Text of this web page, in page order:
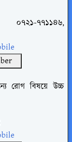
০৭২১-৭৭১১৪৬,
রোগ বিষয়ে উচ্চ